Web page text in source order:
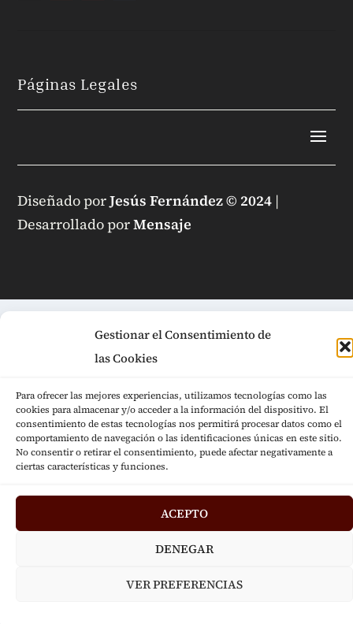
Gestionar el Consentimiento de
las Cookies
Para ofrecer las mejores experiencias, utilizamos tecnologías como las
cookies para almacenar y/o acceder a la información del dispositivo. El
consentimiento de estas tecnologías nos permitirá procesar datos como el
comportamiento de navegación o las identificaciones únicas en este sitio.
No consentir o retirar el consentimiento, puede afectar negativamente a
ciertas características y funciones.
ACEPTO
DENEGAR
VER PREFERENCIAS
Páginas Legales
Diseñado porJesús Fernández © 2024 |
Desarrollado porMensaje